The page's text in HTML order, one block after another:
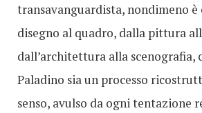
transavanguardista, nondimeno è
disegno al quadro, dalla pittura
dall’architettura alla scenografia,
Paladino sia un processo
senso, avulso da ogni tentazione